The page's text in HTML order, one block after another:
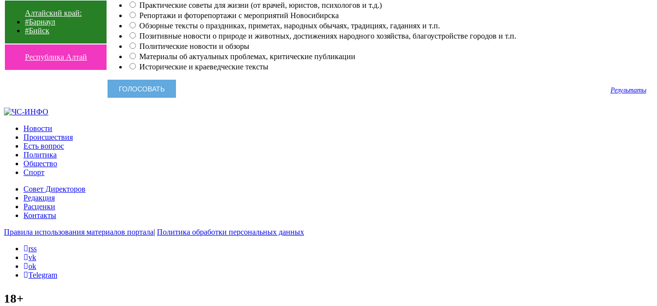
Алтайский край:
#Барнаул
#Бийск
Республика Алтай
Практические советы для жизни (от врачей, юристов, психологов и т.д.)
Репортажи и фоторепортажи с мероприятий Новосибирска
Обзорные тексты о праздниках, приметах, народных обычаях, традициях, гаданиях и т.п.
Позитивные новости о природе и животных, достижениях народного хозяйства, благоустройстве городов и т.п.
Политические новости и обзоры
Материалы об актуальных проблемах, критические публикации
Исторические и краеведческие тексты
Результаты
Новости
Происшествия
Есть вопрос
Политика
Общество
Спорт
Совет Директоров
Редакция
Расценки
Контакты
Правила использования материалов портала| Политика обработки персональных данных
rss
vk
ok
Telegram
18+